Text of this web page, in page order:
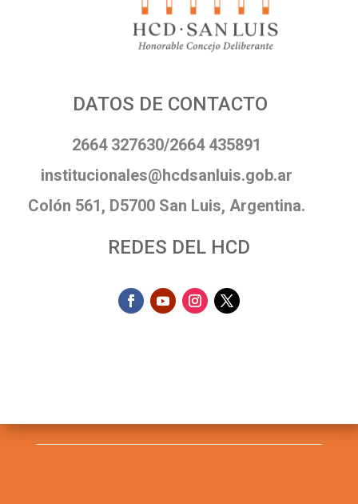
DATOS DE CONTACTO
2664 327630/2664 435891
institucionales@hcdsanluis.gob.ar
Colón 561, D5700 San Luis, Argentina.
REDES DEL HCD